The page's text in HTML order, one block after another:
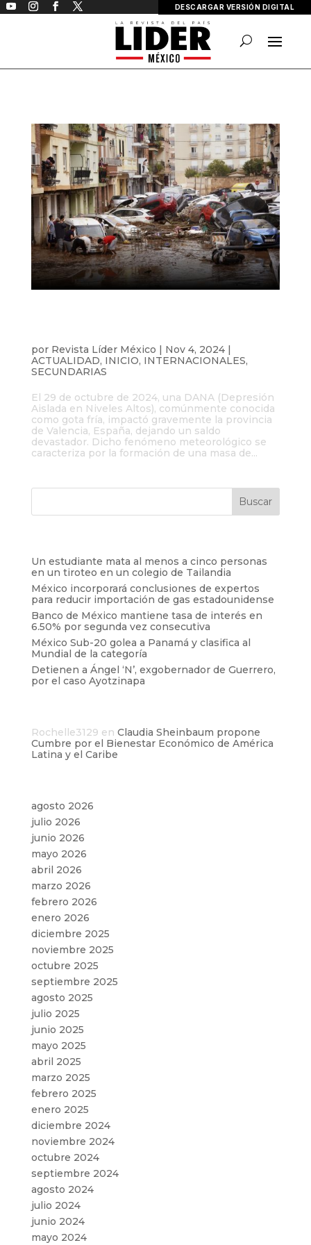
DESCARGAR VERSIÓN DIGITAL
por Revista Líder México | Nov 4, 2024|
ACTUALIDAD, INICIO, INTERNACIONALES,
SECUNDARIAS
El 29 de octubre de 2024, una DANA (Depresión
Aislada en Niveles Altos), comúnmente conocida
como gota fría, impactó gravemente la provincia
de Valencia, España, dejando un saldo
devastador. Dicho fenómeno meteorológico se
caracteriza por la formación de una masa de...
Un estudiante mata al menos a cinco personas
en un tiroteo en un colegio de Tailandia
México incorporará conclusiones de expertos
para reducir importación de gas estadounidense
Banco de México mantiene tasa de interés en
6.50% por segunda vez consecutiva
México Sub-20 golea a Panamá y clasifica al
Mundial de la categoría
Detienen a Ángel ‘N’, exgobernador de Guerrero,
por el caso Ayotzinapa
Rochelle3129 en Claudia Sheinbaum propone
Cumbre por el Bienestar Económico de América
Latina y el Caribe
agosto 2026
julio 2026
junio 2026
mayo 2026
abril 2026
marzo 2026
febrero 2026
enero 2026
diciembre 2025
noviembre 2025
octubre 2025
septiembre 2025
agosto 2025
julio 2025
junio 2025
mayo 2025
abril 2025
marzo 2025
febrero 2025
enero 2025
diciembre 2024
noviembre 2024
octubre 2024
septiembre 2024
agosto 2024
julio 2024
junio 2024
mayo 2024